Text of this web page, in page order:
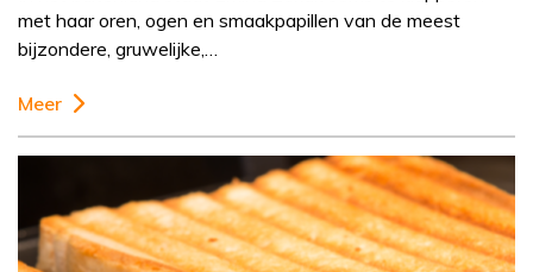
met haar oren, ogen en smaakpapillen van de meest
bijzondere, gruwelijke,…
Meer